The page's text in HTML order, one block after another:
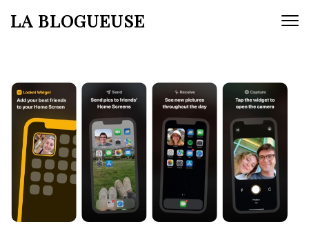
auLA BLOGUEUSE